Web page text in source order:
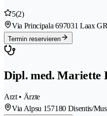
5(2)
Via Principala 697031 Laax GR
Termin reservieren
Dipl. med. Mariette
Arzt • Ärzte
Via Alpsu 157180 Disentis/